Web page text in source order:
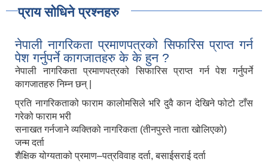
प्राय सोधिने प्रश्नहरु
नेपाली नागरिकता प्रमाणपत्रको सिफारिस प्राप्त गर्न
पेश गर्नुपर्ने कागजातहरु के के हुन ?
नेपाली नागरिकता प्रमाणपत्रको सिफारिस प्राप्त गर्न पेश गर्नुपर्ने
कागजातहरु निम्न छन् |
प्रति नागरिकताको फाराम कालोमसिले भरि दुवै कान देखिने फोटो टाँस
गरेको फाराम भरी
सनाखत गर्नजाने व्यक्तिको नागरिकता (तीनपुस्ते नाता खोलिएको)
जन्म दर्ता
शैक्षिक योग्यताको प्रमाण–पत्रविवाह दर्ता, बसाईसराई दर्ता